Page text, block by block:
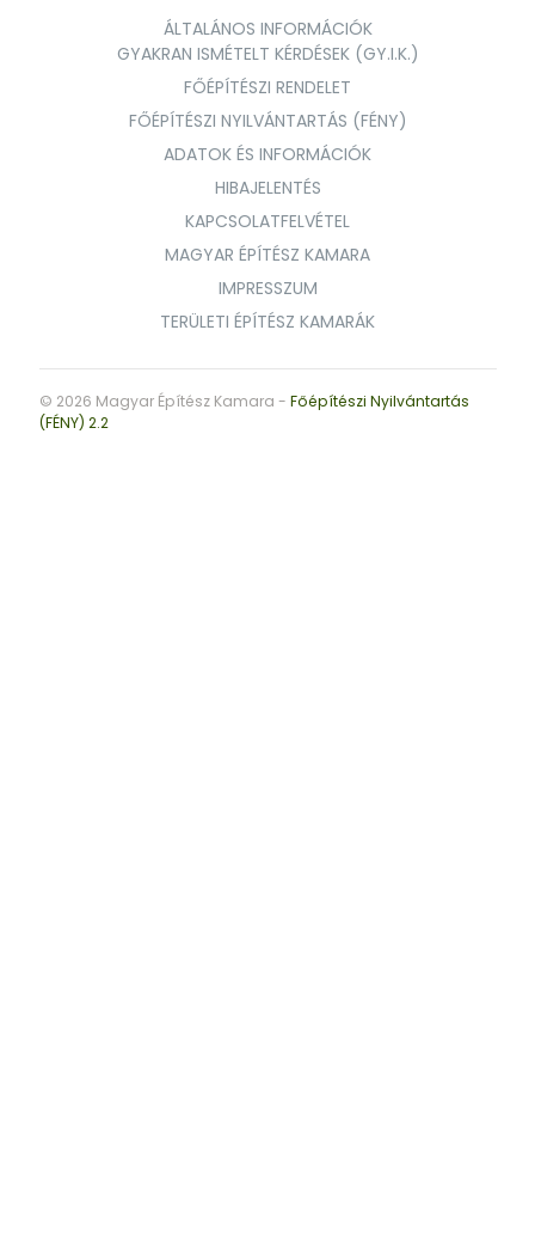
ÁLTALÁNOS INFORMÁCIÓK
GYAKRAN ISMÉTELT KÉRDÉSEK (GY.I.K.)
FŐÉPÍTÉSZI RENDELET
FŐÉPÍTÉSZI NYILVÁNTARTÁS (FÉNY)
ADATOK ÉS INFORMÁCIÓK
HIBAJELENTÉS
KAPCSOLATFELVÉTEL
MAGYAR ÉPÍTÉSZ KAMARA
IMPRESSZUM
TERÜLETI ÉPÍTÉSZ KAMARÁK
© 2026 Magyar Építész Kamara - Főépítészi Nyilvántartás
(FÉNY) 2.2